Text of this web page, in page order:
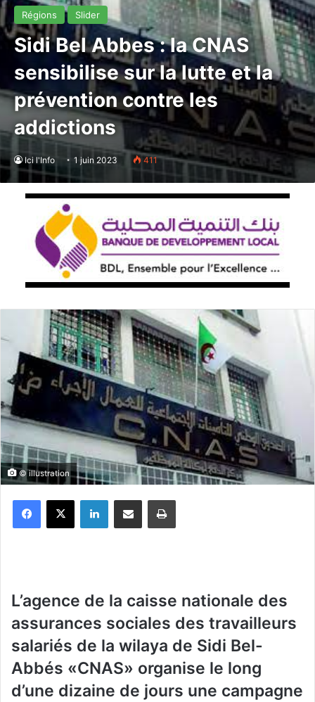
Régions Slider
Sidi Bel Abbes : la CNAS
sensibilise sur la lutte et la
prévention contre les
addictions
Ici l'Info 1 juin 2023 411
© illustration
L’agence de la caisse nationale des
assurances sociales des travailleurs
salariés de la wilaya de Sidi Bel-
Abbés «CNAS» organise le long
d’une dizaine de jours une campagne